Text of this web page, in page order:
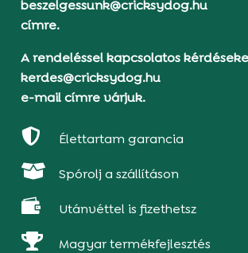
beszelgessunk@cricksydog.hu
címre.
A rendeléssel kapcsolatos
kerdes@cricksydog.hu
e-mail címre várjuk.
 Élettartam garancia
 Spórolj a szállításon
 Utánvéttel is fizethetsz
 Magyar termékfejlesztés